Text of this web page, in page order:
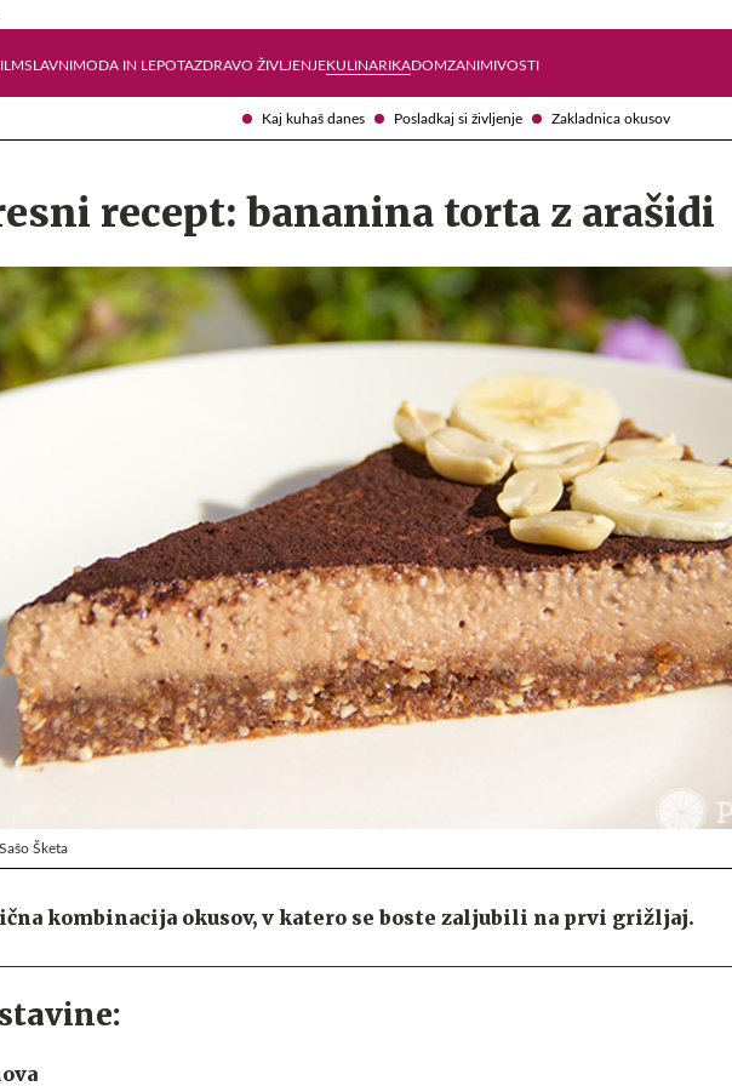
Kaj kuhaš danes Posladkaj si življenje Zakladnica okusov
SLAVNIMODA IN LEPOTAZDRAVO ŽIVLJENJEKULINARIKADOMZANIMIVOSTI
recept: bananina torta z arašidi
Šketa
kombinacija okusov, v katero se boste zaljubili na prvi grižljaj.